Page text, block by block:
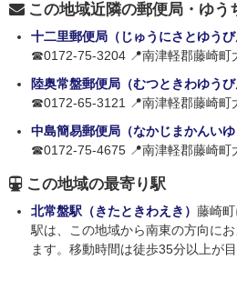
この地域近隣の郵便局・ゆう
十二里郵便局（じゅうにさとゆうび
☎0172-75-3204 📍南津軽郡藤崎町
陸奥常盤郵便局（むつときわゆうび
☎0172-65-3121 📍南津軽郡藤崎町
中島簡易郵便局（なかじまかんいゆ
☎0172-75-4675 📍南津軽郡藤崎町
この地域の最寄り駅
北常盤駅（きたときわえき） 藤崎
駅は、この地域から南東の方向に
ます。移動時間は徒歩35分以上が目